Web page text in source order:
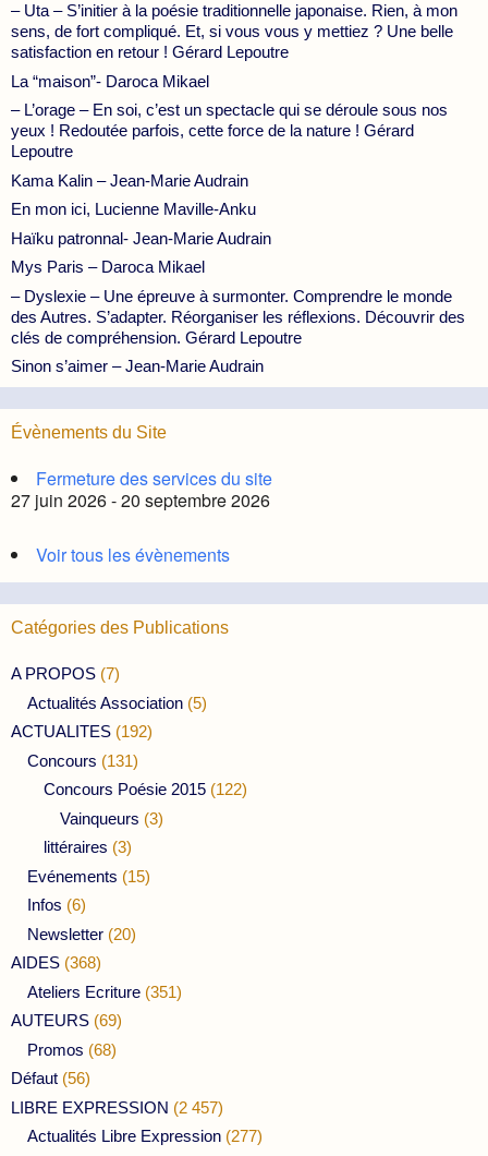
– Uta – S’initier à la poésie traditionnelle japonaise. Rien, à mon
sens, de fort compliqué. Et, si vous vous y mettiez ? Une belle
satisfaction en retour ! Gérard Lepoutre
La “maison”- Daroca Mikael
– L’orage – En soi, c’est un spectacle qui se déroule sous nos
yeux ! Redoutée parfois, cette force de la nature ! Gérard
Lepoutre
Kama Kalin – Jean-Marie Audrain
En mon ici, Lucienne Maville-Anku
Haïku patronnal- Jean-Marie Audrain
Mys Paris – Daroca Mikael
– Dyslexie – Une épreuve à surmonter. Comprendre le monde
des Autres. S’adapter. Réorganiser les réflexions. Découvrir des
clés de compréhension. Gérard Lepoutre
Sinon s’aimer – Jean-Marie Audrain
Évènements du Site
Fermeture des services du site
27 juin 2026 - 20 septembre 2026
Voir tous les évènements
Catégories des Publications
A PROPOS (7)
Actualités Association (5)
ACTUALITES (192)
Concours (131)
Concours Poésie 2015 (122)
Vainqueurs (3)
littéraires (3)
Evénements (15)
Infos (6)
Newsletter (20)
AIDES (368)
Ateliers Ecriture (351)
AUTEURS (69)
Promos (68)
Défaut (56)
LIBRE EXPRESSION (2 457)
Actualités Libre Expression (277)